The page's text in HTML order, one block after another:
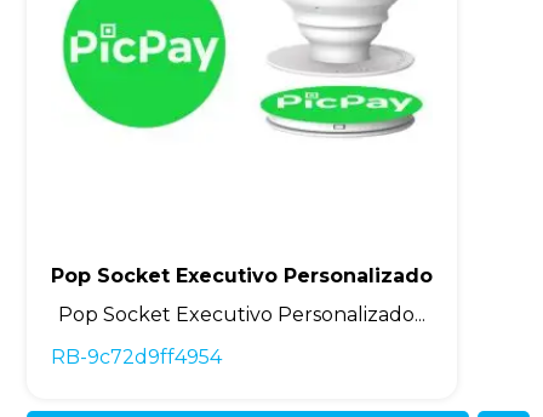
Pop Socket Executivo Personalizado
Pop Socket Executivo Personalizado...
RB-9c72d9ff4954